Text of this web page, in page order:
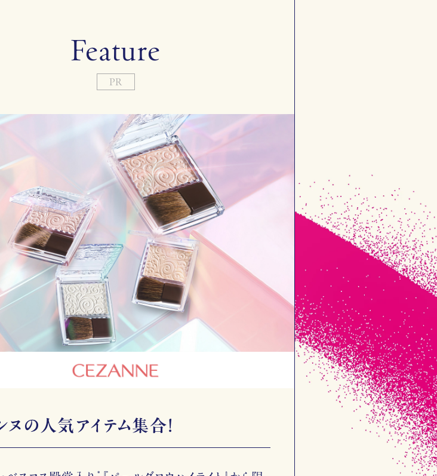
Feature
PR
ヌの人気アイテム集合！
*